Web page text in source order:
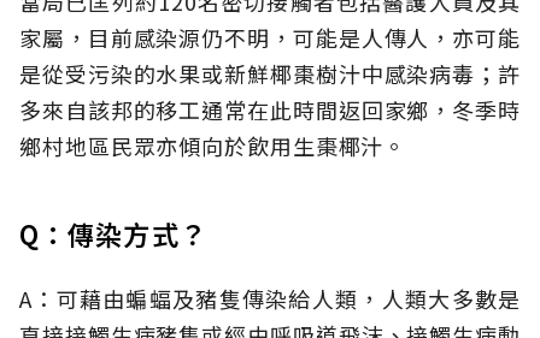
家屬，目前感染源仍不明，可能是人傳人，亦可能
是從受污染的水果或新鮮椰棗樹汁中感染病毒；許
多來自該邦的移工通常在此時間返回家鄉，冬季時
鄉村地區民眾亦傾向於飲用生棗椰汁。
Q：傳染方式？
A：可藉由蝙蝠及豬隻傳染給人類，人類大多數是